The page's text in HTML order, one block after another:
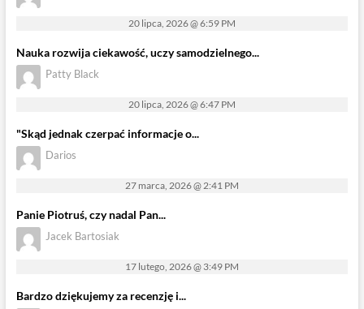
20 lipca, 2026 @ 6:59 PM
Nauka rozwija ciekawość, uczy samodzielnego...
Patty Black
20 lipca, 2026 @ 6:47 PM
"Skąd jednak czerpać informacje o...
Darios
27 marca, 2026 @ 2:41 PM
Panie Piotruś, czy nadal Pan...
Jacek Bartosiak
17 lutego, 2026 @ 3:49 PM
Bardzo dziękujemy za recenzję i...